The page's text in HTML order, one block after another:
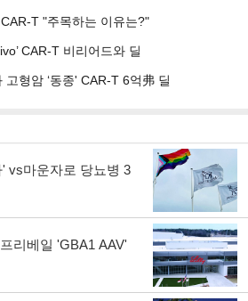
유
기
T "주목하는 이유는?"
CAR-T 비리어드와 딜
형암 ‘동종' CAR-T 6억弗 딜
vs마운자로 당뇨병 3
프리베일 'GBA1 AAV'